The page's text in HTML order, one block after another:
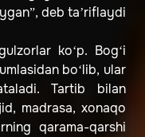
deb ta’riflaydi
ko‘p. Bog‘i
bo‘lib, ular
Tartib bilan
madrasa, xonaqo
qarama-qarshi